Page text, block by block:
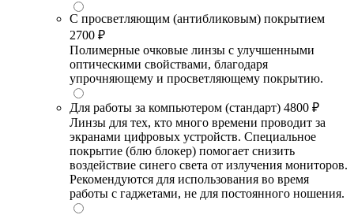
С просветляющим (антибликовым) покрытием
2700 ₽
Полимерные очковые линзы с улучшенными
оптическими свойствами, благодаря
упрочняющему и просветляющему покрытию.
Для работы за компьютером (стандарт) 4800 ₽
Линзы для тех, кто много времени проводит за
экранами цифровых устройств. Специальное
покрытие (блю блокер) помогает снизить
воздействие синего света от излучения мониторов.
Рекомендуются для использования во время
работы с гаджетами, не для постоянного ношения.